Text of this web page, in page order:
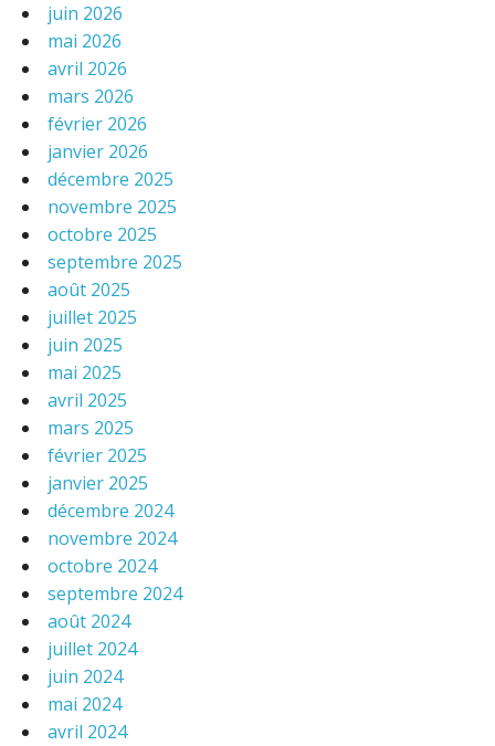
juin 2026
mai 2026
avril 2026
mars 2026
février 2026
janvier 2026
décembre 2025
novembre 2025
octobre 2025
septembre 2025
août 2025
juillet 2025
juin 2025
mai 2025
avril 2025
mars 2025
février 2025
janvier 2025
décembre 2024
novembre 2024
octobre 2024
septembre 2024
août 2024
juillet 2024
juin 2024
mai 2024
avril 2024